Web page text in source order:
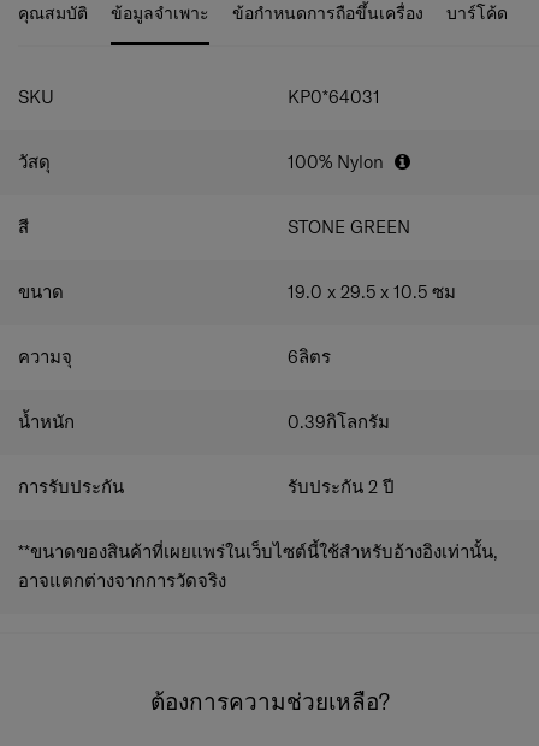
ใช้งานสะดวก
ช่องซิปด้านหลัง:สำหรับเก็บของสำคัญ เช่น กระเป๋า
คุณสมบัติ ข้อมูลจำเพาะ ข้อกำหนดการถือขึ้นเครื่อง บาร์โค้ด
SKU KP0*64031
วัสดุ 100% Nylon
สี STONE GREEN
ขนาด 19.0 x 29.5 x 10.5 ซม
ความจุ 6ลิตร
น้ำหนัก 0.39กิโลกรัม
การรับประกัน รับประกัน 2 ปี
**ขนาดของสินค้าที่เผยแพร่ในเว็บไซต์นี้ใช้สำหรับอ้างอิงเท่านั้น,
อาจแตกต่างจากการวัดจริง
ต้องการความช่วยเหลือ?